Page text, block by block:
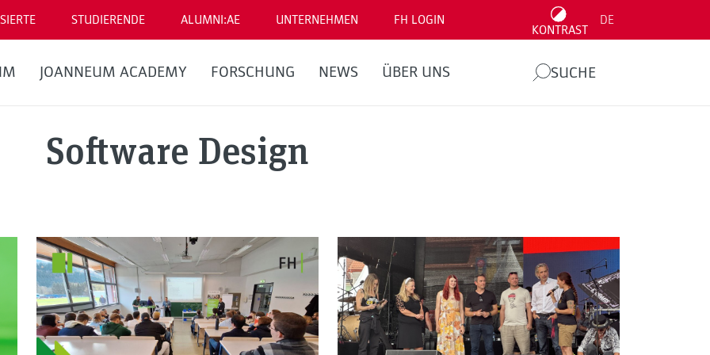
STUDIERENDE ALUMNI:AE UNTERNEHMEN FH LOGIN
KONTRAST
DE
JOANNEUM ACADEMY FORSCHUNG NEWS ÜBER UNS SUCHE
Software Design